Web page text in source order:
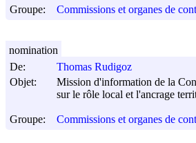
Groupe: Commissions et organes de
De:
Thomas Rudigoz
Objet:
Mission d'information de la
sur le rôle local et l'ancrage
Groupe: Commissions et organes de
nomination